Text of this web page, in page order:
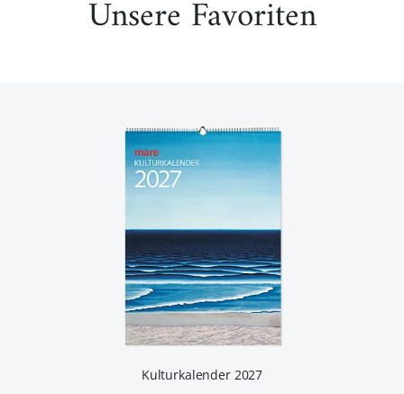
Unsere Favoriten
Kulturkalender 2027